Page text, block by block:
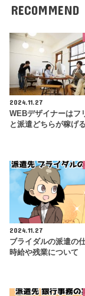
RECOMMEND
2024.11.27
WEBデザイナーはフ
と派遣どちらが稼げ
2024.11.27
ブライダルの派遣の
時給や残業について